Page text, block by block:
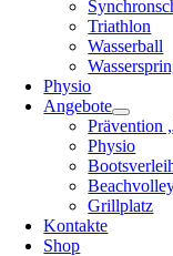
Triathlon
Wasserball
Physio
Angebote
Prävention
Physio
Grillplatz
Kontakte
Shop